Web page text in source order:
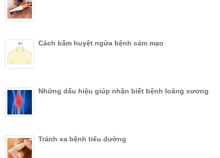
Cách bấm huyệt ngừa bệnh cảm mạo
Những dấu hiệu giúp nhận biết bệnh loãng xương
Tránh xa bệnh tiểu đường